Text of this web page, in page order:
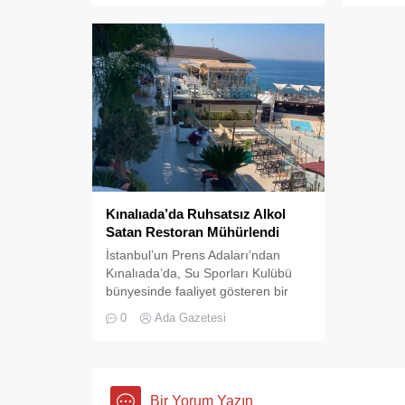
Kınalıada’da Ruhsatsız Alkol
Satan Restoran Mühürlendi
İstanbul’un Prens Adaları’ndan
Kınalıada’da, Su Sporları Kulübü
bünyesinde faaliyet gösteren bir
restoran, ruhsatsız alkol saatğı
gereşçesiyle Adalar Belediyesi
0 Ada Gazetesi
Bir Yorum Yazın